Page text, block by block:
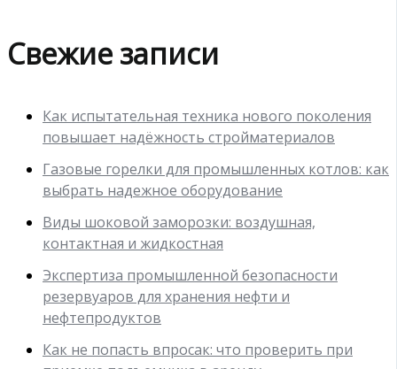
Свежие записи
Как испытательная техника нового поколения
повышает надёжность стройматериалов
Газовые горелки для промышленных котлов: как
выбрать надежное оборудование
Виды шоковой заморозки: воздушная,
контактная и жидкостная
Экспертиза промышленной безопасности
резервуаров для хранения нефти и
нефтепродуктов
Как не попасть впросак: что проверить при